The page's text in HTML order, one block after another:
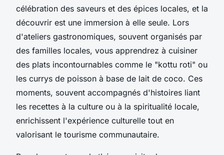
célébration des saveurs et des épices locales, et la
découvrir est une immersion à elle seule. Lors
d'ateliers gastronomiques, souvent organisés par
des familles locales, vous apprendrez à cuisiner
des plats incontournables comme le "kottu roti" ou
les currys de poisson à base de lait de coco. Ces
moments, souvent accompagnés d'histoires liant
les recettes à la culture ou à la spiritualité locale,
enrichissent l'expérience culturelle tout en
valorisant le tourisme communautaire.